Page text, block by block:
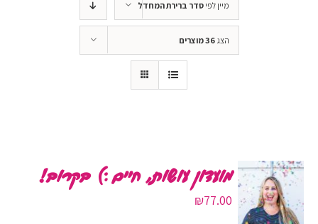
מיין לפיסדר ברירת המחדל
הצג36 מוצרים
מועדון עושות, חיים :) בקרוב!
₪77.00